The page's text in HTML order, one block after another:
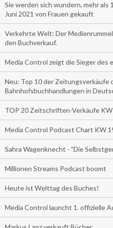
Sie werden sich wundern, mehr als
Juni 2021 von Frauen gekauft
Verkehrte Welt: Der
den Buchverkauf.
Media Control zeigt die Sieger des
Neu: Top 10 der Zeitungsverkäufe
Bahnhofsbuchhandlungen in
TOP 20 Zeitschriften-Verkäufe KW
Media Control Podcast Chart KW
Sahra Wagenknecht - "Die
Millionen Streams Podcast boomt
Heute ist Welttag des Buches!
Media Control launcht 1. offizielle